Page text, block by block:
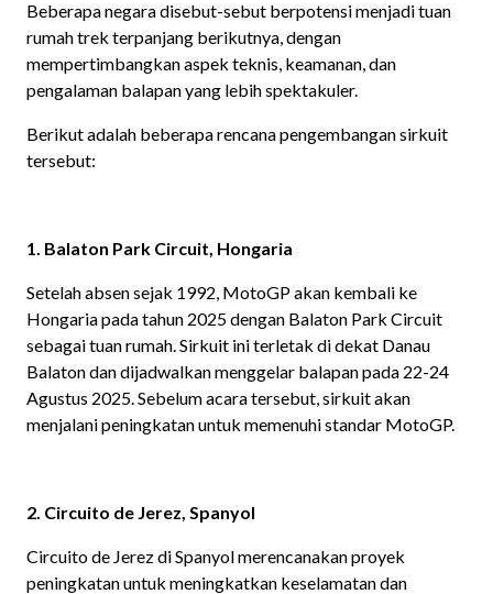
Beberapa negara disebut-sebut berpotensi menjadi tuan
rumah trek terpanjang berikutnya, dengan
mempertimbangkan aspek teknis, keamanan, dan
pengalaman balapan yang lebih spektakuler.
Berikut adalah beberapa rencana pengembangan sirkuit
tersebut:
1. Balaton Park Circuit, Hongaria
Setelah absen sejak 1992, MotoGP akan kembali ke
Hongaria pada tahun 2025 dengan Balaton Park Circuit
sebagai tuan rumah. Sirkuit ini terletak di dekat Danau
Balaton dan dijadwalkan menggelar balapan pada 22-24
Agustus 2025. Sebelum acara tersebut, sirkuit akan
menjalani peningkatan untuk memenuhi standar MotoGP.
2. Circuito de Jerez, Spanyol
Circuito de Jerez di Spanyol merencanakan proyek
peningkatan untuk meningkatkan keselamatan dan